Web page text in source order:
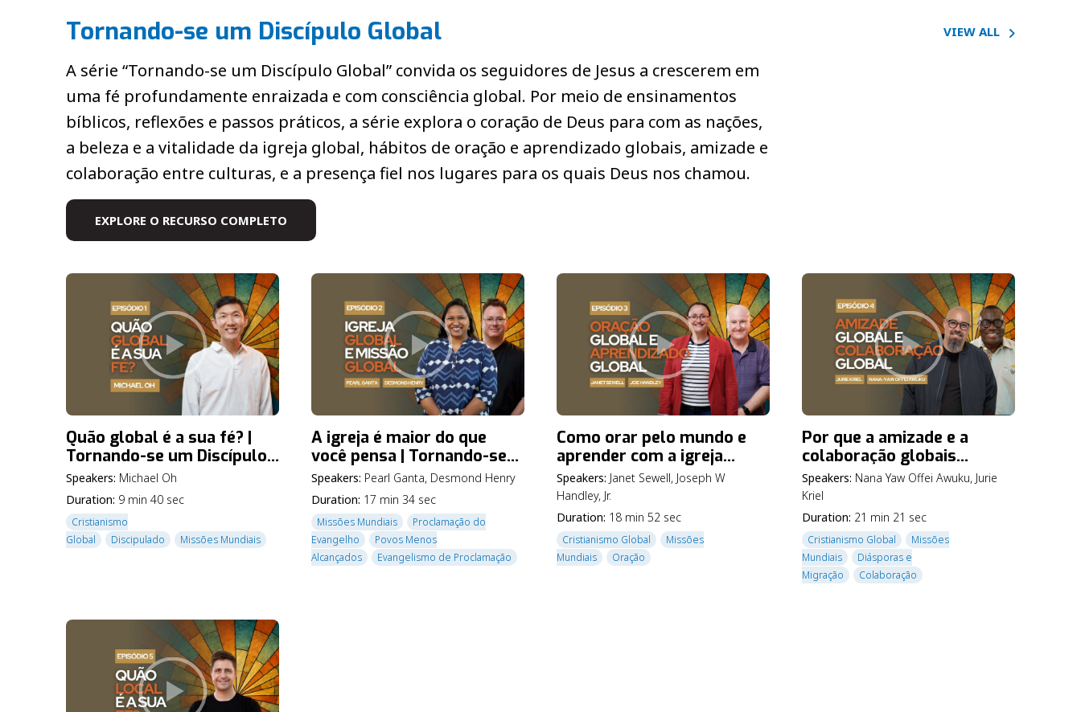
Tornando-se um Discípulo Global
A série “Tornando-se um Discípulo Global” convida os seguidores de Jesus a crescerem em
uma fé profundamente enraizada e com consciência global. Por meio de ensinamentos
bíblicos, reflexões e passos práticos, a série explora o coração de Deus para com as nações,
a beleza e a vitalidade da igreja global, hábitos de oração e aprendizado globais, amizade e
colaboração entre culturas, e a presença fiel nos lugares para os quais Deus nos chamou.
EXPLORE O RECURSO COMPLETO
VIEW ALL
Quão global é a sua fé? |
Tornando-se um Discípulo
Global Ep. 1
Speakers: Michael Oh
Duration: 9 min 40 sec
Cristianismo
Global
Discipulado Missões Mundiais
A igreja é maior do que
você pensa | Tornando-se
um Discípulo Global Ep. 2
Speakers: Pearl Ganta, Desmond Henry
Duration: 17 min 34 sec
Missões Mundiais
Proclamação do
Evangelho
Povos Menos
Alcançados
Evangelismo de Proclamação
Como orar pelo mundo e
aprender com a igreja
global? | Tornando-se um
Discípulo Global Ep. 3
Speakers: Janet Sewell, Joseph W
Handley, Jr.
Duration: 18 min 52 sec
Cristianismo Global
Missões
Mundiais
Oração
Por que a amizade e a
colaboração globais
transformam a missão |
Tornando-se um discípulo
global – Ep. 4
Speakers: Nana Yaw Offei Awuku, Jurie
Kriel
Duration: 21 min 21 sec
Cristianismo Global
Missões
Mundiais
Diásporas e
Migração
Colaboração